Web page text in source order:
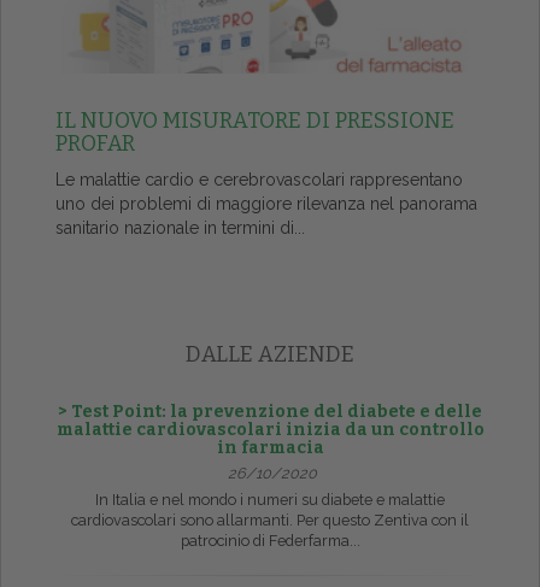
IL NUOVO MISURATORE DI PRESSIONE
PROFAR
Le malattie cardio e cerebrovascolari rappresentano
uno dei problemi di maggiore rilevanza nel panorama
sanitario nazionale in termini di...
DALLE AZIENDE
> Test Point: la prevenzione del diabete e delle
malattie cardiovascolari inizia da un controllo
in farmacia
26/10/2020
In Italia e nel mondo i numeri su diabete e malattie
cardiovascolari sono allarmanti. Per questo Zentiva con il
patrocinio di Federfarma...